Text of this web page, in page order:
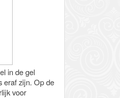
in de gel
eraf zijn. Op de
voor